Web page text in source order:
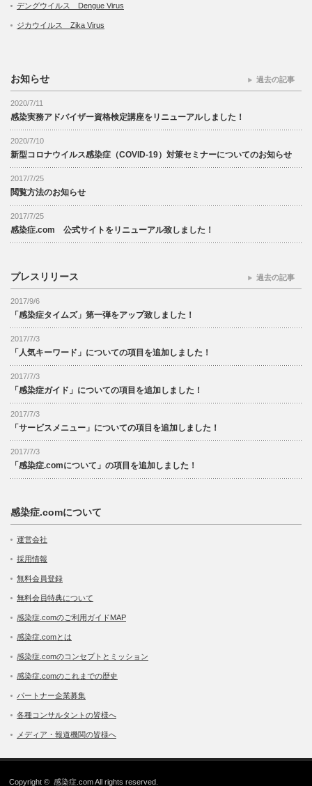
デングウイルス Dengue Virus
ジカウイルス Zika Virus
お知らせ
2020/7/11
感染実務アドバイザー資格検定講座をリニューアルしました！
2020/7/10
新型コロナウイルス感染症（COVID-19）対策セミナーについてのお知らせ
2017/7/25
閲覧方法のお知らせ
2017/7/25
感染症.com 公式サイトをリニューアル致しました！
過去の記事
プレスリリース
2017/9/6
「感染症タイムズ」第一弾をアップ致しました！
2017/7/3
「人気キーワード」についての項目を追加しました！
2017/7/3
「感染症ガイド」についての項目を追加しました！
2017/7/3
「サービスメニュー」についての項目を追加しました！
2017/7/3
「感染症.comについて」の項目を追加しました！
過去の記事
感染症.comについて
運営会社
採用情報
無料会員登録
無料会員特典について
感染症.comのご利用ガイドMAP
感染症.comとは
感染症.comのコンセプトとミッション
感染症.comのこれまでの歴史
パートナー企業募集
各種コンサルタントの皆様へ
メディア・報道機関の皆様へ
Copyright ©感染症.comAll rights reserved.